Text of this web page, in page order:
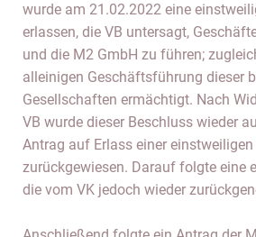
wurde am 21.02.2022 eine
erlassen, die VB untersagt,
und die M2 GmbH zu führen;
alleinigen Geschäftsführung dieser
Gesellschaften ermächtigt. Nach
VB wurde dieser Beschluss wieder
Antrag auf Erlass einer
zurückgewiesen. Darauf folgte eine
die vom VK jedoch wieder